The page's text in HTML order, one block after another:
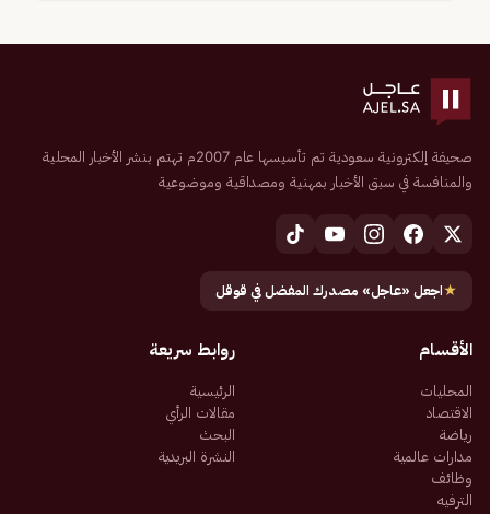
صحيفة إلكترونية سعودية تم تأسيسها عام 2007م تهتم بنشر الأخبار المحلية
والمنافسة في سبق الأخبار بمهنية ومصداقية وموضوعية
★اجعل «عاجل» مصدرك المفضل في قوقل
الأقسام
المحليات
الاقتصاد
رياضة
مدارات عالمية
وظائف
الترفيه
روابط سريعة
الرئيسية
مقالات الرأي
البحث
النشرة البريدية